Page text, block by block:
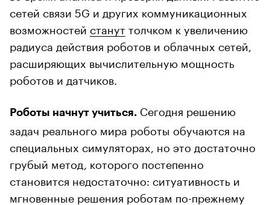
сетей связи 5G и других коммуникационных
возможностей стануттолчком к увеличению
радиуса действия роботов и облачных сетей,
расширяющих вычислительную мощность
роботов и датчиков.
Роботы начнут учиться. Сегодня решению
задач реального мира роботы обучаются на
специальных симуляторах, но это достаточно
грубый метод, которого постепенно
становится недостаточно: ситуативность и
мгновенные решения роботам по-прежнему